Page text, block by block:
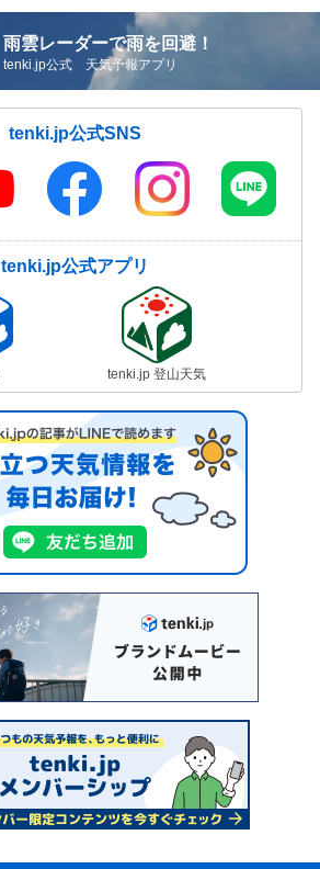
雨雲レーダーで雨を回避！
tenki.jp公式 天気予報アプリ
tenki.jp公式SNS
tenki.jp公式アプリ
tenki.jp 登山天気